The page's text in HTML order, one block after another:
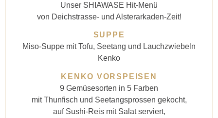
Unser SHIAWASE Hit-Menü
von Deichstrasse- und Alsterarkaden-Zeit!
SUPPE
Miso-Suppe mit Tofu, Seetang und Lauchzwiebeln
Kenko
KENKO VORSPEISEN
9 Gemüsesorten in 5 Farben
mit Thunfisch und Seetangsprossen gekocht,
auf Sushi-Reis mit Salat serviert,